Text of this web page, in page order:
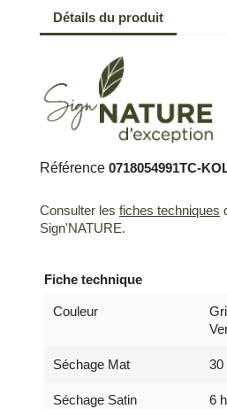
Détails du produit
Référence 0718054991TC-
Consulter les fiches techniques
Sign'NATURE.
Fiche technique
Couleur
Séchage Mat 30
Séchage Satin 6